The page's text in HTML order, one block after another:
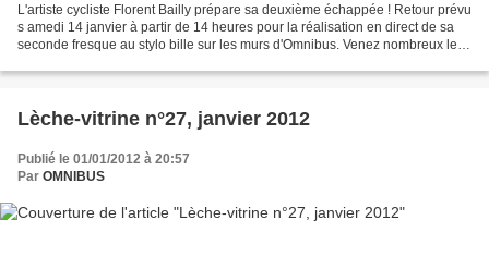
L'artiste cycliste Florent Bailly prépare sa deuxième échappée ! Retour prévu
s amedi 14 janvier à partir de 14 heures pour la réalisation en direct de sa
seconde fresque au stylo bille sur les murs d'Omnibus. Venez nombreux le
Lèche-vitrine n°27, janvier 2012
Publié le 01/01/2012 à 20:57
Par OMNIBUS